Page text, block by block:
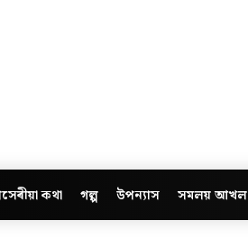
কথা গল্প উপন্যাস সমলয় আখল